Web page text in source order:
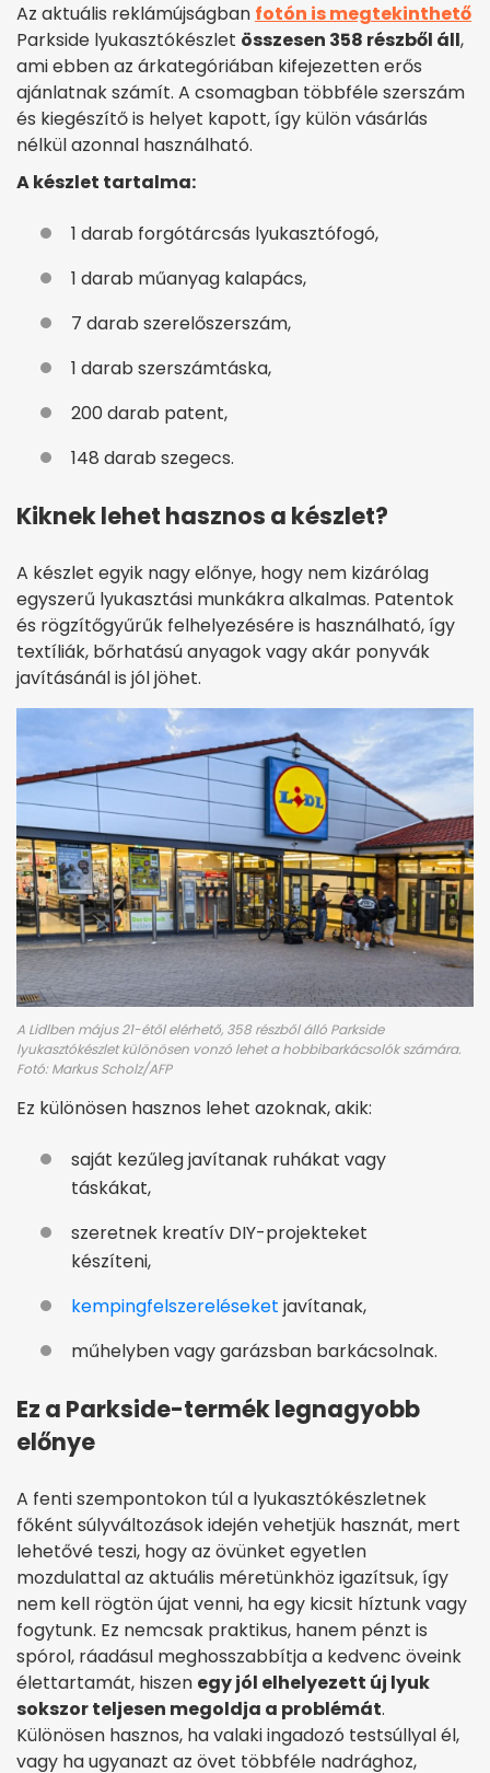
Az aktuális reklámújságban fotón is megtekinthető
Parkside lyukasztókészlet összesen 358 részből áll,
ami ebben az árkategóriában kifejezetten erős
ajánlatnak számít. A csomagban többféle szerszám
és kiegészítő is helyet kapott, így külön vásárlás
nélkül azonnal használható.
A készlet tartalma:
1 darab forgótárcsás lyukasztófogó,
1 darab műanyag kalapács,
7 darab szerelőszerszám,
1 darab szerszámtáska,
200 darab patent,
148 darab szegecs.
Kiknek lehet hasznos a készlet?
A készlet egyik nagy előnye, hogy nem kizárólag
egyszerű lyukasztási munkákra alkalmas. Patentok
és rögzítőgyűrűk felhelyezésére is használható, így
textíliák, bőrhatású anyagok vagy akár ponyvák
javításánál is jól jöhet.
A Lidlben május 21-étől elérhető, 358 részből álló Parkside
lyukasztókészlet különösen vonzó lehet a hobbibarkácsolók számára.
Fotó: Markus Scholz/AFP
Ez különösen hasznos lehet azoknak, akik:
saját kezűleg javítanak ruhákat vagy
táskákat,
szeretnek kreatív DIY-projekteket
készíteni,
kempingfelszereléseket javítanak,
műhelyben vagy garázsban barkácsolnak.
Ez a Parkside-termék legnagyobb
előnye
A fenti szempontokon túl a lyukasztókészletnek
főként súlyváltozások idején vehetjük hasznát, mert
lehetővé teszi, hogy az övünket egyetlen
mozdulattal az aktuális méretünkhöz igazítsuk, így
nem kell rögtön újat venni, ha egy kicsit híztunk vagy
fogytunk. Ez nemcsak praktikus, hanem pénzt is
spórol, ráadásul meghosszabbítja a kedvenc öveink
élettartamát, hiszen egy jól elhelyezett új lyuk
sokszor teljesen megoldja a problémát.
Különösen hasznos, ha valaki ingadozó testsúllyal él,
vagy ha ugyanazt az övet többféle nadrághoz,